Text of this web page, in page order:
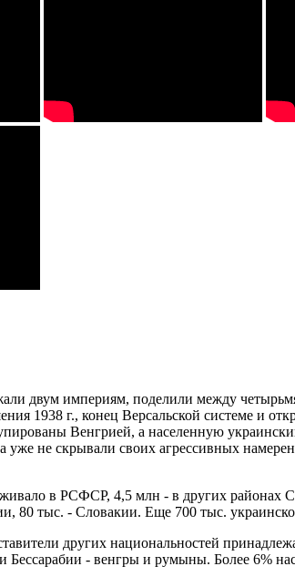
двум империям, поделили между
1938 г., конец Версальской системе и
Венгрией, а населенную
уже не скрывали своих агрессивных
в РСФСР, 4,5 млн - в других
80 тыс. - Словакии. Еще 700 тыс.
других национальностей
- венгры и румыны. Более 6%